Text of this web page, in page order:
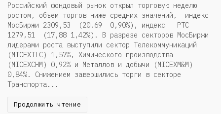
Российский фондовый рынок открыл торговую неделю
ростом, объем торгов ниже средних значений, индекс
МосБиржи 2309,53 (20,69 0,90%), индекс РТС
1279,51 (17,88 1,42%). В разрезе секторов МосБиржи
лидерами роста выступили сектор Телекоммуникаций
(MICEXTLC) 1,57%, Химического производства
(MICEXCHM) 0,92% и Металлов и добычи (MICEXM&M)
0,84%. Снижением завершились торги в секторе
Транспорта...
Продолжить чтение